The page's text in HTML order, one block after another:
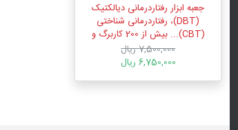
جعبه ابزار رفتاردرمانی دیالکتیک
(DBT)، رفتاردرمانی شناختی
(CBT)... بیش از 200 کاربرگ و
فعالیت برای اضطراب، افسردگی،
تروما،...
7,500,000 ریال
6,750,000 ریال